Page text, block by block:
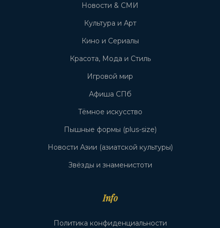
Новости & СМИ
Культура и Арт
Кино и Сериалы
Красота, Мода и Стиль
Игровой мир
Афиша СПб
Тёмное искусство
Пышные формы (plus-size)
Новости Азии (азиатской культуры)
Звёзды и знаменистоти
Info
Политика конфиденциальности